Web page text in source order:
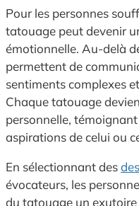
Pour les personnes
tatouage peut devenir
émotionnelle. Au-delà
permettent de
sentiments complexes
Chaque tatouage
personnelle,
aspirations de celui ou
En sélectionnant des
évocateurs, les
du tatouage un